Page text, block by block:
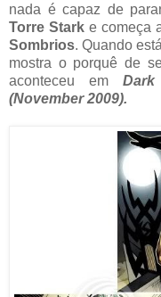
nada é capaz de
Torre Starke começa
Sombrios. Quando
mostra o porquê de
aconteceu em
(November 2009).